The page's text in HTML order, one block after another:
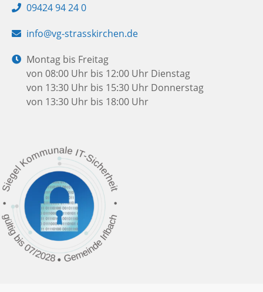
Telefon:
09424 94 24 0
E- info@vg-strasskirchen.de
Öffnungszeiten:
Montag bis Freitag
von 08:00 Uhr bis 12:00 Uhr Dienstag
von 13:30 Uhr bis 15:30 Uhr Donnerstag
von 13:30 Uhr bis 18:00 Uhr